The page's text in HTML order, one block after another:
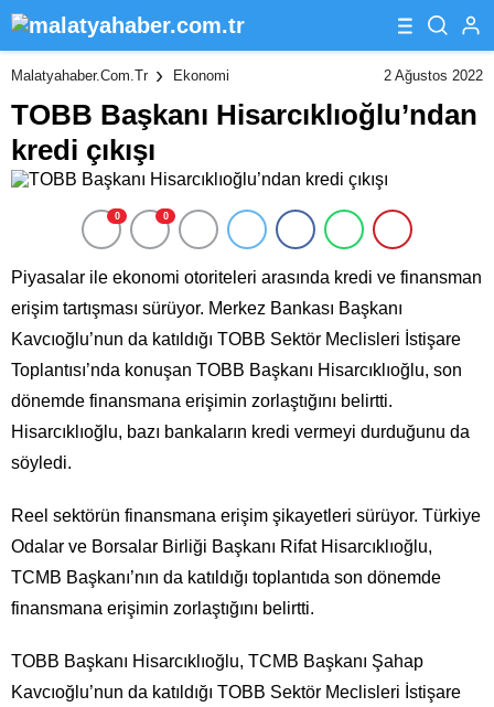
Malatyahaber.com.tr Ekonomi 2 Ağustos 2022
TOBB Başkanı Hisarcıklıoğlu’ndan
kredi çıkışı
0 0
Piyasalar ile ekonomi otoriteleri arasında kredi ve finansman
erişim tartışması sürüyor. Merkez Bankası Başkanı
Kavcıoğlu’nun da katıldığı TOBB Sektör Meclisleri İstişare
Toplantısı’nda konuşan TOBB Başkanı Hisarcıklıoğlu, son
dönemde finansmana erişimin zorlaştığını belirtti.
Hisarcıklıoğlu, bazı bankaların kredi vermeyi durduğunu da
söyledi.
Reel sektörün finansmana erişim şikayetleri sürüyor. Türkiye
Odalar ve Borsalar Birliği Başkanı Rifat Hisarcıklıoğlu,
TCMB Başkanı’nın da katıldığı toplantıda son dönemde
finansmana erişimin zorlaştığını belirtti.
TOBB Başkanı Hisarcıklıoğlu, TCMB Başkanı Şahap
Kavcıoğlu’nun da katıldığı TOBB Sektör Meclisleri İstişare